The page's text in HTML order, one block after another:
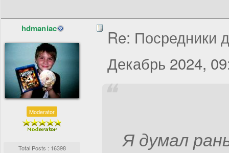
hdmaniac
Moderator
Total Posts : 16398
Re: Посредники
Декабрь 2024,
Я думал